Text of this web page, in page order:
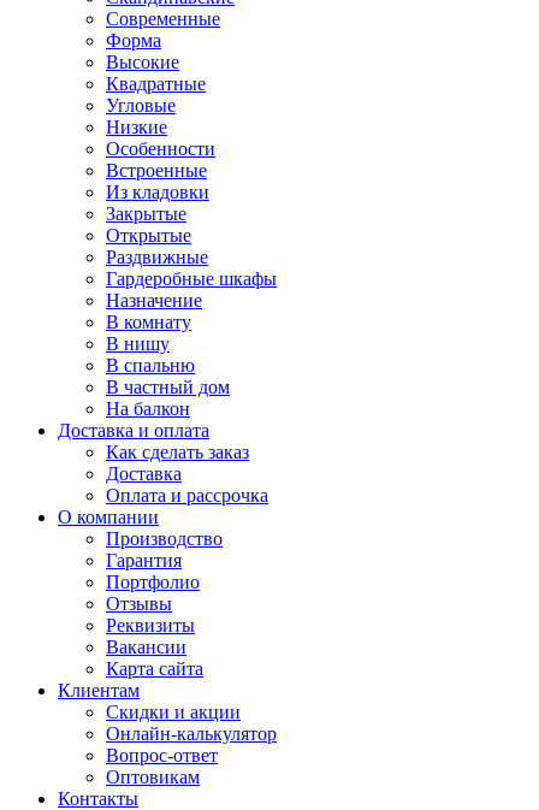
Современные
Форма
Высокие
Квадратные
Угловые
Низкие
Особенности
Встроенные
Из кладовки
Закрытые
Открытые
Раздвижные
Гардеробные шкафы
Назначение
В комнату
В нишу
В спальню
В частный дом
На балкон
Доставка и оплата
Как сделать заказ
Доставка
Оплата и рассрочка
О компании
Производство
Гарантия
Портфолио
Отзывы
Реквизиты
Вакансии
Карта сайта
Клиентам
Скидки и акции
Онлайн-калькулятор
Вопрос-ответ
Оптовикам
Контакты